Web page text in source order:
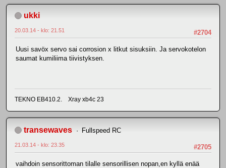
ukki
#2704
20.03.14 - klo: 21.51
Uusi savöx servo sai corrosion x litkut sisuksiin. Ja servokotelon
saumat kumiliima tiivistyksen.
TEKNO EB410.2. Xray xb4c 23
transewaves Fullspeed RC
#2705
21.03.14 - klo: 23.35
vaihdoin sensorittoman tilalle sensorillisen nopan,en kyllä enää